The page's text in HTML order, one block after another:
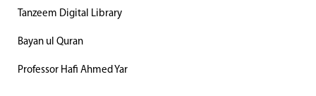
Tanzeem Digital Library
Bayan ul Quran
Professor Hafi Ahmed Yar